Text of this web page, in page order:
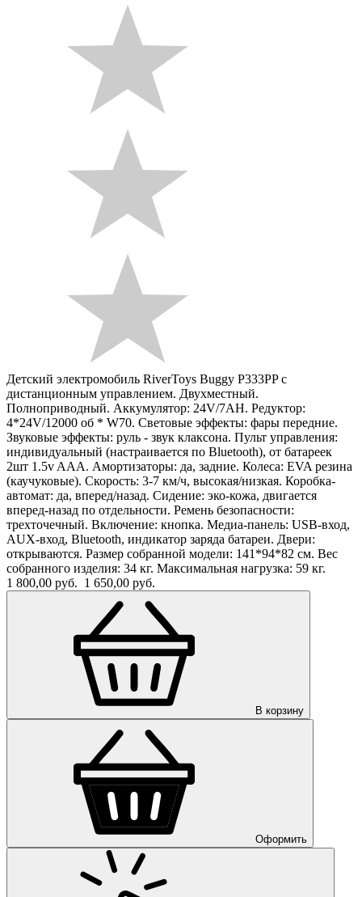
Детский электромобиль RiverToys Buggy P333PP с
дистанционным управлением. Двухместный.
Полноприводный. Аккумулятор: 24V/7AH. Редуктор:
4*24V/12000 об * W70. Световые эффекты: фары передние.
Звуковые эффекты: руль - звук клаксона. Пульт управления:
индивидуальный (настраивается по Bluetooth), от батареек
2шт 1.5v AAA. Амортизаторы: да, задние. Колеса: EVA резина
(каучуковые). Скорость: 3-7 км/ч, высокая/низкая. Коробка-
автомат: да, вперед/назад. Сидение: эко-кожа, двигается
вперед-назад по отдельности. Ремень безопасности:
трехточечный. Включение: кнопка. Медиа-панель: USB-вход,
AUX-вход, Bluetooth, индикатор заряда батареи. Двери:
открываются. Размер собранной модели: 141*94*82 см. Вес
собранного изделия: 34 кг. Максимальная нагрузка: 59 кг.
1 800,00 руб. 1 650,00 руб.
В корзину
Оформить